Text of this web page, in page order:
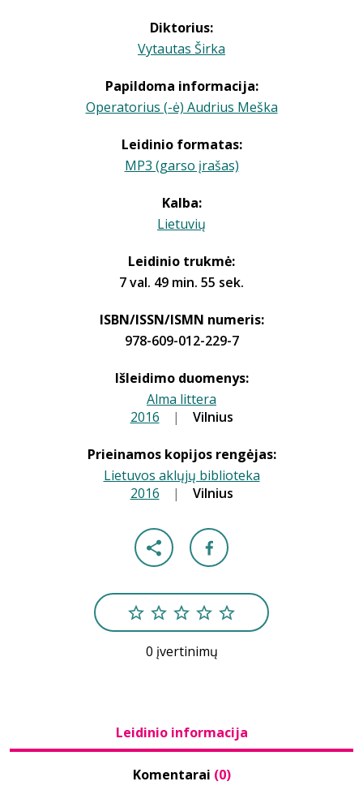
Diktorius:
Vytautas Širka
Papildoma informacija:
Operatorius (-ė) Audrius Meška
Leidinio formatas:
MP3 (garso įrašas)
Kalba:
Lietuvių
Leidinio trukmė:
7 val. 49 min. 55 sek.
ISBN/ISSN/ISMN numeris:
978-609-012-229-7
Išleidimo duomenys:
Alma littera
2016 | Vilnius
Prieinamos kopijos rengėjas:
Lietuvos aklųjų biblioteka
2016 | Vilnius
0 įvertinimų
Leidinio informacija
Komentarai (0)